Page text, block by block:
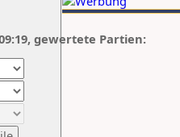
gewertete Partien: